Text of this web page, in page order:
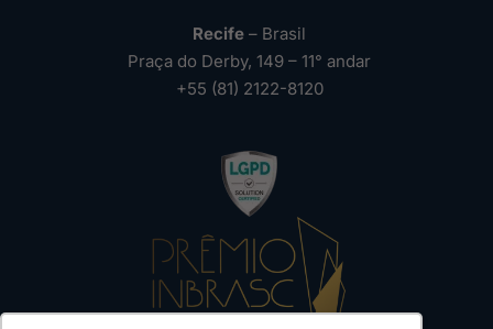
Recife – Brasil
Praça do Derby, 149 – 11° andar
+55 (81) 2122-8120